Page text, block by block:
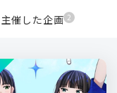
主催した企画 2